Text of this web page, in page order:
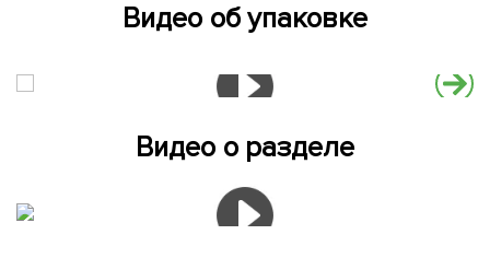
Видео об упаковке
Видео о разделе